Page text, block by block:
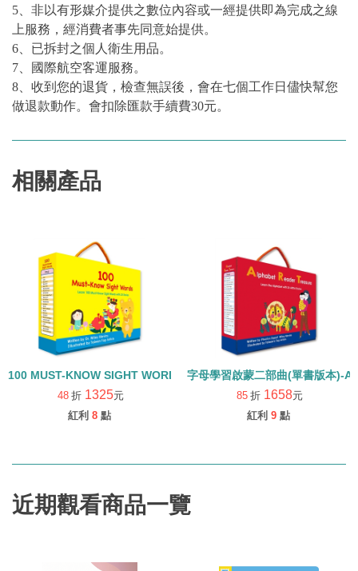
5、非以有形媒介提供之數位內容或一經提供即為完成之線
上服務，經消費者事先同意始提供。
6、已拆封之個人衛生用品。
7、國際航空客運服務。
8、收到您的退貨，檢查無誤後，會在七個工作日儘快幫您
做退款動作。會扣除匯款手續費30元。
相關產品
100 MUST-KNOW SIGHT WORDS/常見字強化英語力/內含25本小書
48 折 1325元
紅利 8 點
字母學習啟蒙二部曲(單書版本)-
85 折 1658元
紅利 9 點
近期觀看商品一覽